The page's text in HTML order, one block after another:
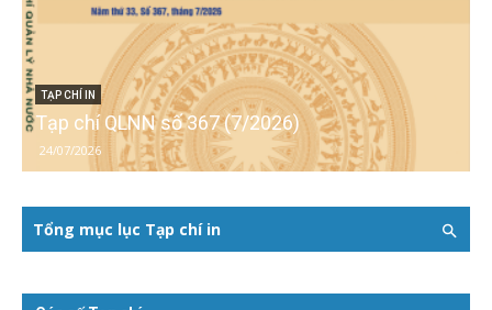
TẠP CHÍ IN
Tạp chí QLNN số 367 (7/2026)
24/07/2026
Tổng mục lục Tạp chí in